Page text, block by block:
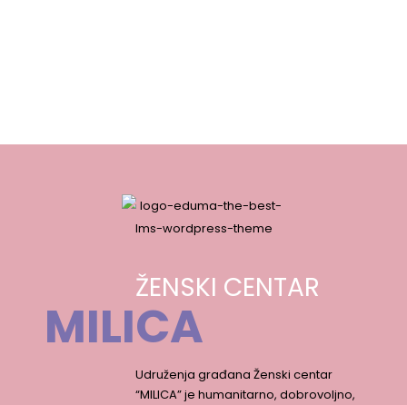
ŽENSKI CENTAR
MILICA
Udruženja građana Ženski centar
“MILICA” je humanitarno, dobrovoljno,